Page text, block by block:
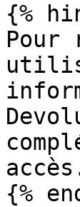
{%
Pour
{%